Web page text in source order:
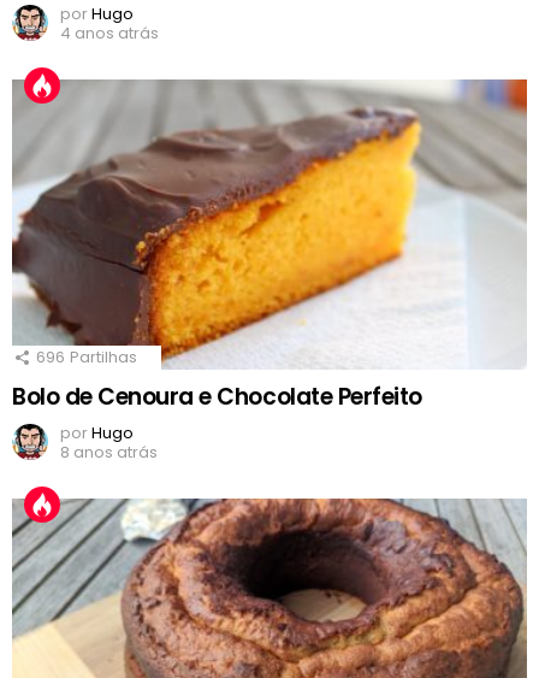
porHugo
4 anos atrás
696 Partilhas
Bolo de Cenoura e Chocolate Perfeito
porHugo
8 anos atrás